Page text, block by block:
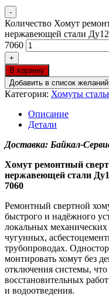
-
Количество Хомут
нержавеющей стали
7060
+
В корзину
Добавить в список желаний
Категория: Хомуты
Описание
Детали
Доставка: Байкал-
Хомут ремонтный
нержавеющей стали
7060
Ремонтный свертной
быстрого и надёжного
локальных
чугунных,
трубопроводах.
монтировать хомут без
отключения системы,
восстановительных
и водоотведения.